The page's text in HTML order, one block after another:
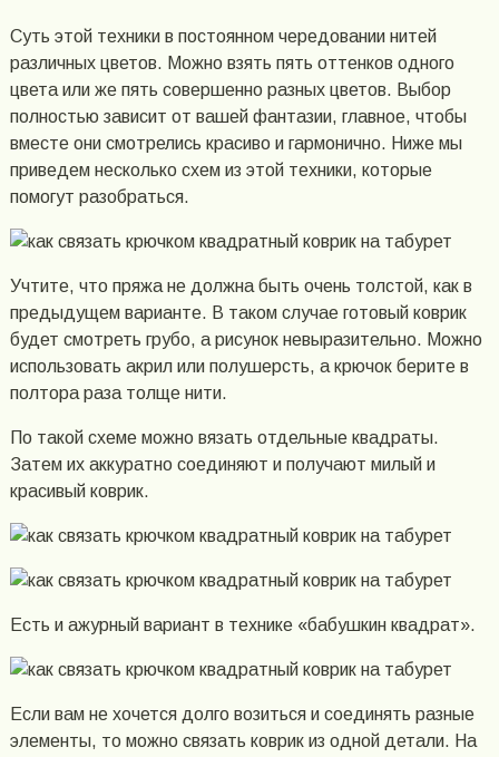
Суть этой техники в постоянном чередовании нитей
различных цветов. Можно взять пять оттенков одного
цвета или же пять совершенно разных цветов. Выбор
полностью зависит от вашей фантазии, главное, чтобы
вместе они смотрелись красиво и гармонично. Ниже мы
приведем несколько схем из этой техники, которые
помогут разобраться.
Учтите, что пряжа не должна быть очень толстой, как в
предыдущем варианте. В таком случае готовый коврик
будет смотреть грубо, а рисунок невыразительно. Можно
использовать акрил или полушерсть, а крючок берите в
полтора раза толще нити.
По такой схеме можно вязать отдельные квадраты.
Затем их аккуратно соединяют и получают милый и
красивый коврик.
Есть и ажурный вариант в технике «бабушкин квадрат».
Если вам не хочется долго возиться и соединять разные
элементы, то можно связать коврик из одной детали. На